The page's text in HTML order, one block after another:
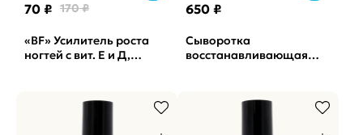
70 ₽ 170 ₽
«BF» Усилитель роста
ногтей с вит. Е и Д,
650 ₽
Сыворотка
восстанавливающая
SOLAlove, 30мл